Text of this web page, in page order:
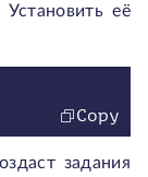
её
Copy
задания